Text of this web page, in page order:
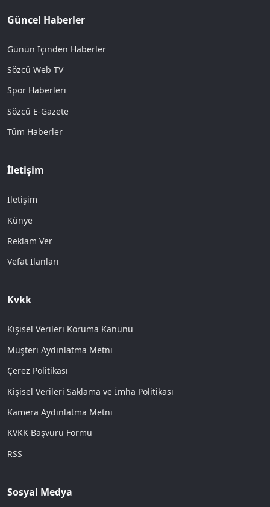
Güncel Haberler
Günün İçinden Haberler
Sözcü Web TV
Spor Haberleri
Sözcü E-Gazete
Tüm Haberler
İletişim
İletişim
Künye
Reklam Ver
Vefat İlanları
Kvkk
Kişisel Verileri Koruma Kanunu
Müşteri Aydınlatma Metni
Çerez Politikası
Kişisel Verileri Saklama ve İmha Politikası
Kamera Aydınlatma Metni
KVKK Başvuru Formu
RSS
Sosyal Medya